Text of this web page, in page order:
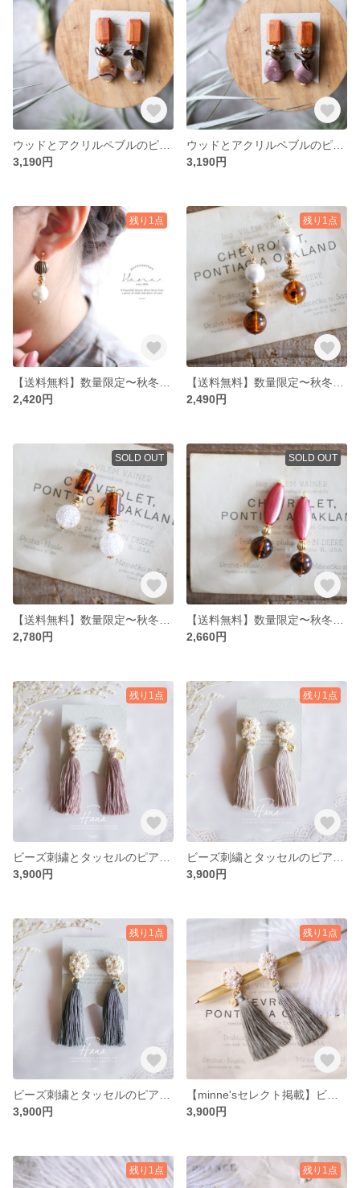
3,190円
3,190円
残り1点
2,420円
残り1点
2,490円
SOLD OUT
2,780円
SOLD OUT
2,660円
残り1点
3,900円
残り1点
3,900円
残り1点
3,900円
残り1点
3,900円
残り1点 残り1点